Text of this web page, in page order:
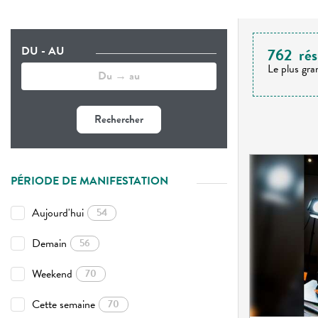
DU - AU
Rechercher
PÉRIODE DE MANIFESTATION
Aujourd'hui
54
Demain 56
Weekend 70
Cette semaine 70
762
Le plus